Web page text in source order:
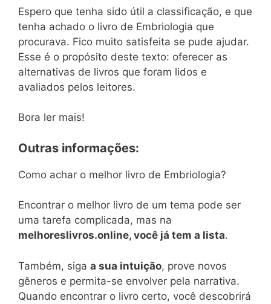
Espero que tenha sido útil a classificação, e que
tenha achado o livro de Embriologia que
procurava. Fico muito satisfeita se pude ajudar.
Esse é o propósito deste texto: oferecer as
alternativas de livros que foram lidos e
avaliados pelos leitores.
Bora ler mais!
Outras informações:
Como achar o melhor livro de Embriologia?
Encontrar o melhor livro de um tema pode ser
uma tarefa complicada, mas na
melhoreslivros.online, você já tem a lista.
Também, siga a sua intuição, prove novos
gêneros e permita-se envolver pela narrativa.
Quando encontrar o livro certo, você descobrirá